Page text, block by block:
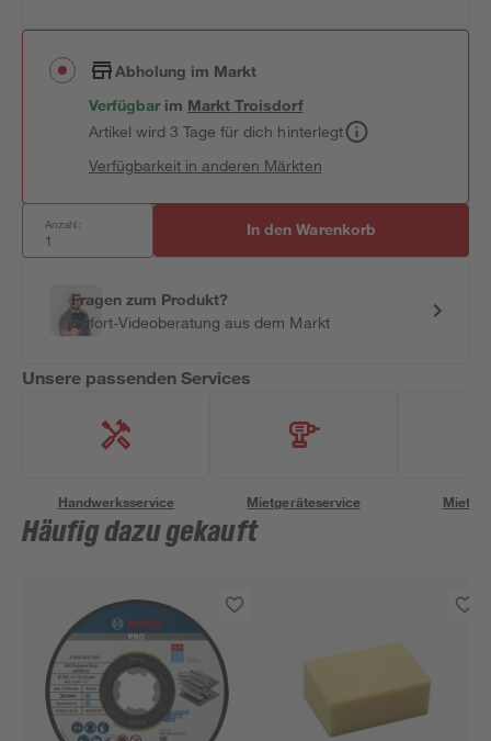
Abholung im Markt
Verfügbar im MarktTroisdorf
Artikel wird 3 Tage für dich hinterlegt
Verfügbarkeit in anderen Märkten
Anzahl: In den Warenkorb
Fragen zum Produkt?
Sofort-Videoberatung aus dem Markt
Unsere passenden Services
Handwerksservice Mietgeräteservice
Häufig dazu gekauft